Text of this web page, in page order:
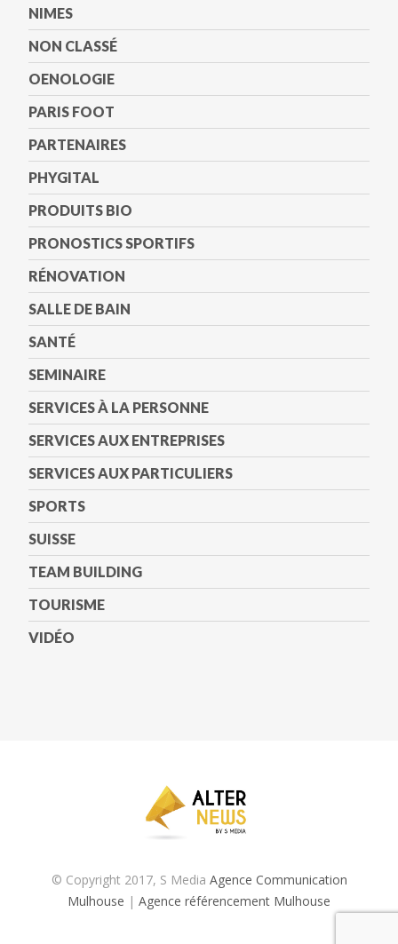
NIMES
NON CLASSÉ
OENOLOGIE
PARIS FOOT
PARTENAIRES
PHYGITAL
PRODUITS BIO
PRONOSTICS SPORTIFS
RÉNOVATION
SALLE DE BAIN
SANTÉ
SEMINAIRE
SERVICES À LA PERSONNE
SERVICES AUX ENTREPRISES
SERVICES AUX PARTICULIERS
SPORTS
SUISSE
TEAM BUILDING
TOURISME
VIDÉO
© Copyright 2017, S Media Agence Communication
Mulhouse | Agence référencement Mulhouse